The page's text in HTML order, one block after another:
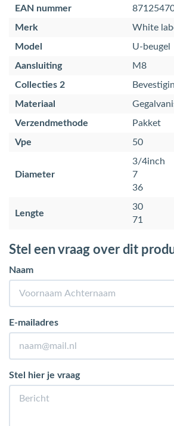
EAN nummer
Merk
White
Model
U-beugel
Aansluiting
M8
Collecties 2
Materiaal
Verzendmethode
Pakket
Vpe
50
Diameter
3/4inch
7
36
Lengte
30
71
Stel een vraag over dit
Naam
E-mailadres
Stel hier je vraag